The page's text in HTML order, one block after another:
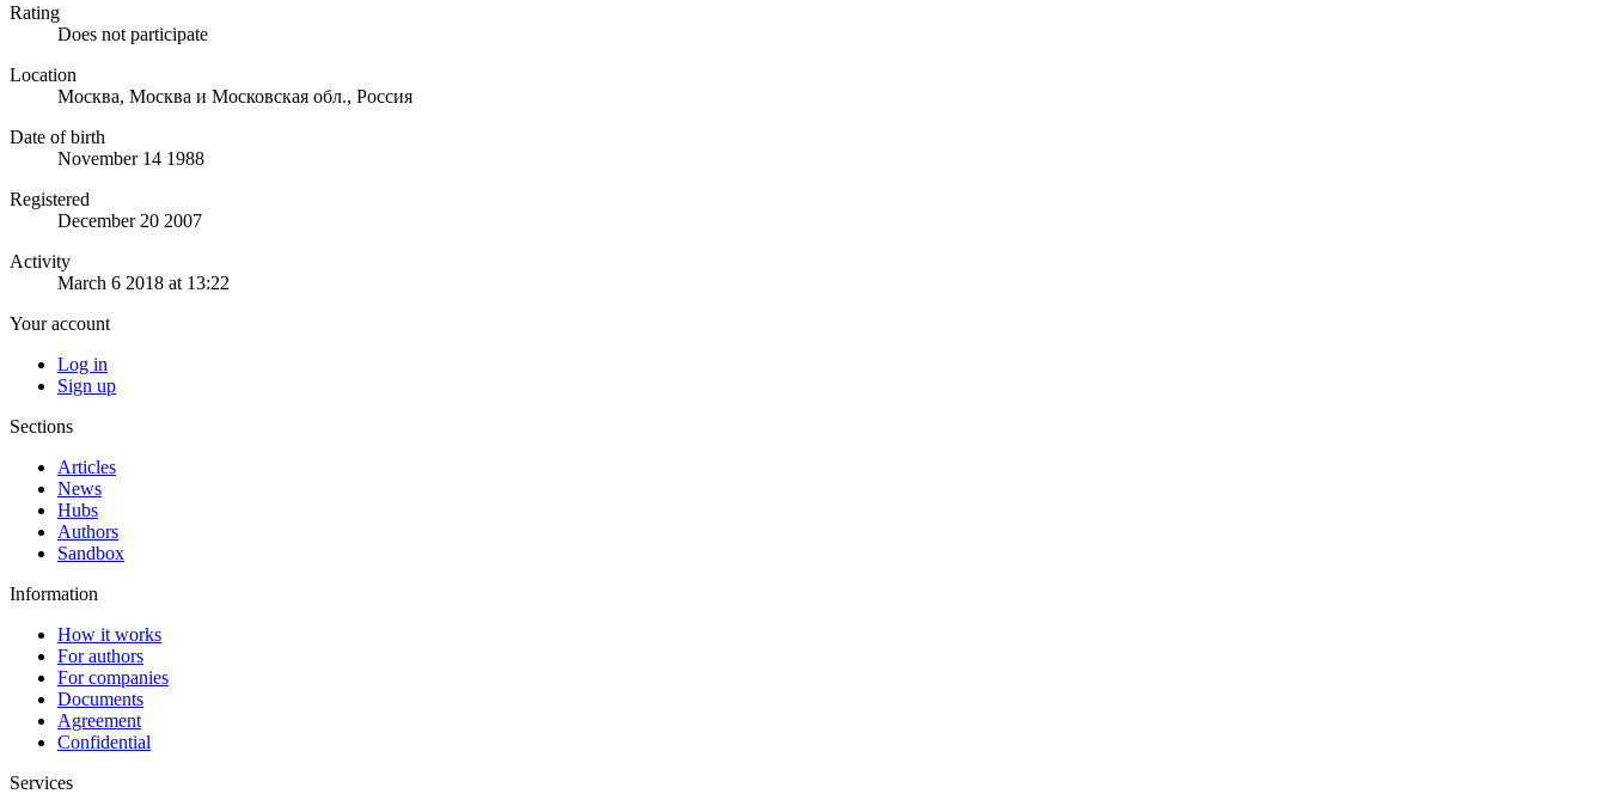
Rating
Does not participate
Location
Москва, Москва и Московская обл., Россия
Date of birth
November 14 1988
Registered
December 20 2007
Activity
March 6 2018 at 13:22
Your account
Log in
Sign up
Sections
Articles
News
Hubs
Authors
Sandbox
Information
How it works
For authors
For companies
Documents
Agreement
Confidential
Services